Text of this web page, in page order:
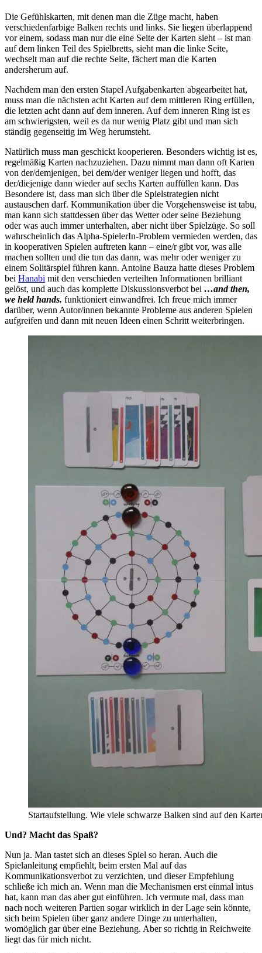
Die Gefühlskarten, mit denen man die Züge macht, haben
verschiedenfarbige Balken rechts und links. Sie liegen überlappend
vor einem, sodass man nur die eine Seite der Karten sieht – ist man
auf dem linken Teil des Spielbretts, sieht man die linke Seite,
wechselt man auf die rechte Seite, fächert man die Karten
andersherum auf.
Nachdem man den ersten Stapel Aufgabenkarten abgearbeitet hat,
muss man die nächsten acht Karten auf dem mittleren Ring erfüllen,
die letzten acht dann auf dem inneren. Auf dem inneren Ring ist es
am schwierigsten, weil es da nur wenig Platz gibt und man sich
ständig gegenseitig im Weg herumsteht.
Natürlich muss man geschickt kooperieren. Besonders wichtig ist es,
regelmäßig Karten nachzuziehen. Dazu nimmt man dann oft Karten
von der/demjenigen, bei dem/der weniger liegen und hofft, das
der/diejenige dann wieder auf sechs Karten auffüllen kann. Das
Besondere ist, dass man sich über die Spielstrategien nicht
austauschen darf. Kommunikation über die Vorgehensweise ist tabu,
man kann sich stattdessen über das Wetter oder seine Beziehung
oder was auch immer unterhalten, aber nicht über Spielzüge. So soll
wahrscheinlich das Alpha-SpielerIn-Problem vermieden werden, das
in kooperativen Spielen auftreten kann – eine/r gibt vor, was alle
machen sollten und die tun das dann, was mehr oder weniger zu
einem Solitärspiel führen kann. Antoine Bauza hatte dieses Problem
bei Hanabi mit den verschieden verteilten Informationen brilliant
gelöst, und auch das komplette Diskussionsverbot bei …and then,
we held hands. funktioniert einwandfrei. Ich freue mich immer
darüber, wenn Autor/innen bekannte Probleme aus anderen Spielen
aufgreifen und dann mit neuen Ideen einen Schritt weiterbringen.
Startaufstellung. Wie viele schwarze Balken sind auf den
Und? Macht das Spaß?
Nun ja. Man tastet sich an dieses Spiel so heran. Auch die
Spielanleitung empfiehlt, beim ersten Mal auf das
Kommunikationsverbot zu verzichten, und dieser Empfehlung
schließe ich mich an. Wenn man die Mechanismen erst einmal intus
hat, kann man das aber gut einführen. Ich vermute mal, dass man
nach noch weiteren Partien sogar wirklich in der Lage sein könnte,
sich beim Spielen über ganz andere Dinge zu unterhalten,
womöglich gar über eine Beziehung. Aber so richtig in Reichweite
liegt das für mich nicht.